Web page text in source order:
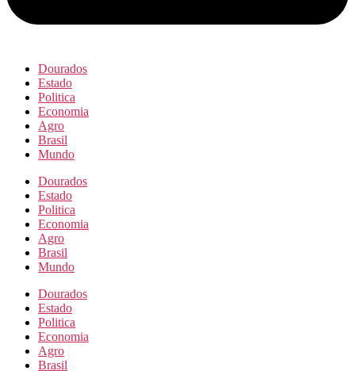
Dourados
Estado
Politica
Economia
Agro
Brasil
Mundo
Dourados
Estado
Politica
Economia
Agro
Brasil
Mundo
Dourados
Estado
Politica
Economia
Agro
Brasil